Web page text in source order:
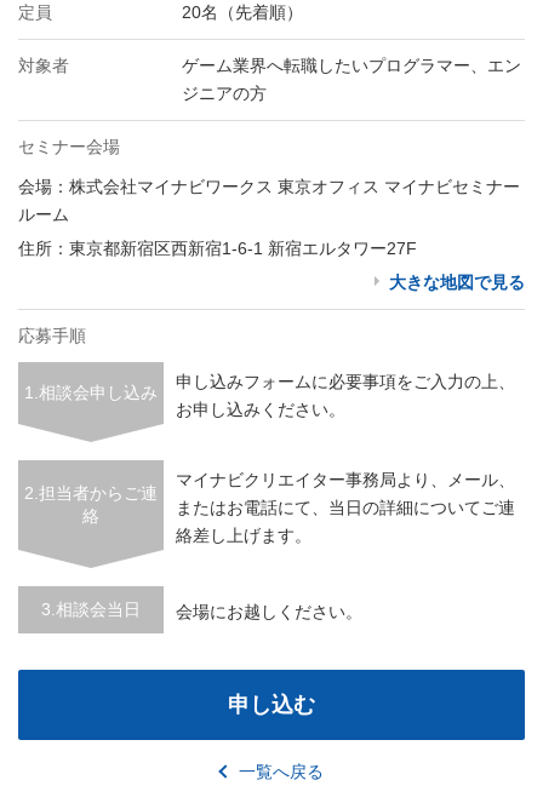
定員 20名（先着順）
対象者
ゲーム業界へ転職したいプログラマー、エン
ジニアの方
セミナー会場
会場：株式会社マイナビワークス 東京オフィス マイナビセミナー
ルーム
住所：東京都新宿区西新宿1-6-1 新宿エルタワー27F
大きな地図で見る
応募手順
1.相談会申し込み
申し込みフォームに必要事項をご入力の上、
お申し込みください。
2.担当者からご連
絡
マイナビクリエイター事務局より、メール、
またはお電話にて、当日の詳細についてご連
絡差し上げます。
3.相談会当日 会場にお越しください。
申し込む
一覧へ戻る